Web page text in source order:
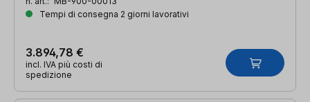
Tempi di consegna 2 giorni lavorativi
3.894,78 €
incl. IVA più costi di
spedizione